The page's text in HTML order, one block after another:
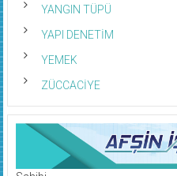
YANGIN TÜPÜ
YAPI DENETİM
YEMEK
ZÜCCACİYE